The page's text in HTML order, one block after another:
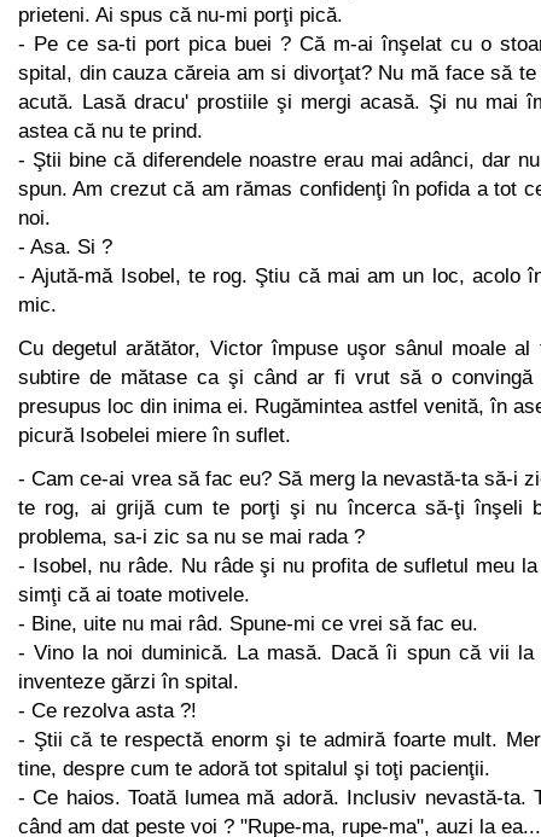
prieteni. Ai spus că nu-mi porţi pică.
- Pe ce sa-ti port pica buei ? Că m-ai înşelat cu o
spital, din cauza căreia am si divorţat? Nu mă face să
acută. Lasă dracu' prostiile şi mergi acasă. Şi nu mai
astea că nu te prind.
- Ştii bine că diferendele noastre erau mai adânci, dar
spun. Am crezut că am rămas confidenţi în pofida a tot
noi.
- Asa. Si ?
- Ajută-mă Isobel, te rog. Ştiu că mai am un loc, acolo
mic.
Cu degetul arătător, Victor împuse uşor sânul moale al
subtire de mătase ca şi când ar fi vrut să o convingă
presupus loc din inima ei. Rugămintea astfel venită, în
picură Isobelei miere în suflet.
- Cam ce-ai vrea să fac eu? Să merg la nevastă-ta să-i
te rog, ai grijă cum te porţi şi nu încerca să-ţi înşeli
problema, sa-i zic sa nu se mai rada ?
- Isobel, nu râde. Nu râde şi nu profita de sufletul meu
simţi că ai toate motivele.
- Bine, uite nu mai râd. Spune-mi ce vrei să fac eu.
- Vino la noi duminică. La masă. Dacă îi spun că vii
inventeze gărzi în spital.
- Ce rezolva asta ?!
- Ştii că te respectă enorm şi te admiră foarte mult.
tine, despre cum te adoră tot spitalul şi toţi pacienţii.
- Ce haios. Toată lumea mă adoră. Inclusiv nevastă-ta.
când am dat peste voi ? "Rupe-ma, rupe-ma", auzi la